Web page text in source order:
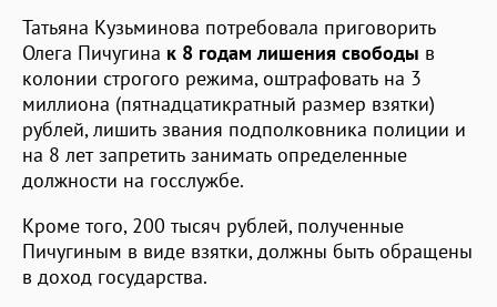
Татьяна Кузьминова потребовала приговорить
Олега Пичугина к 8 годам лишения свободы в
колонии строгого режима, оштрафовать на 3
миллиона (пятнадцатикратный размер взятки)
рублей, лишить звания подполковника полиции и
на 8 лет запретить занимать определенные
должности на госслужбе.
Кроме того, 200 тысяч рублей, полученные
Пичугиным в виде взятки, должны быть обращены
в доход государства.